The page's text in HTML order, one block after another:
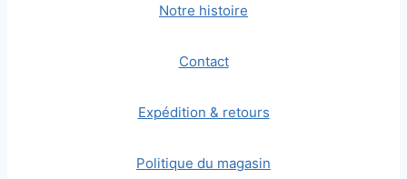
Notre histoire
Contact
Expédition & retours
Politique du magasin